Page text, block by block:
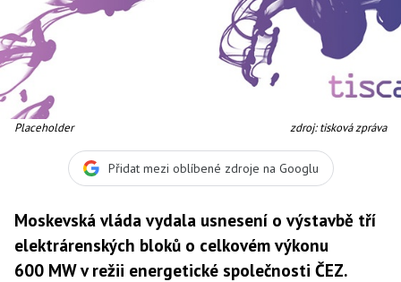
Placeholder zdroj: tisková zpráva
Přidat mezi oblíbené zdroje na Googlu
Moskevská vláda vydala usnesení o výstavbě tří
elektrárenských bloků o celkovém výkonu
600 MW v režii energetické společnosti ČEZ.